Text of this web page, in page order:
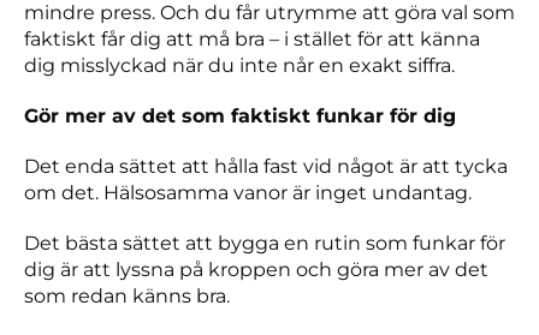
mindre press. Och du får utrymme att göra val som
faktiskt får dig att må bra – i stället för att känna
dig misslyckad när du inte når en exakt siffra.
Gör mer av det som faktiskt funkar för dig
Det enda sättet att hålla fast vid något är att tycka
om det. Hälsosamma vanor är inget undantag.
Det bästa sättet att bygga en rutin som funkar för
dig är att lyssna på kroppen och göra mer av det
som redan känns bra.